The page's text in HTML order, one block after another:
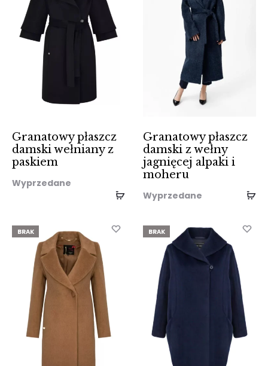
Granatowy płaszcz
damski wełniany z
paskiem
Wyprzedane
Granatowy płaszcz
damski z wełny
jagnięcej alpaki i
moheru
Wyprzedane
BRAK BRAK